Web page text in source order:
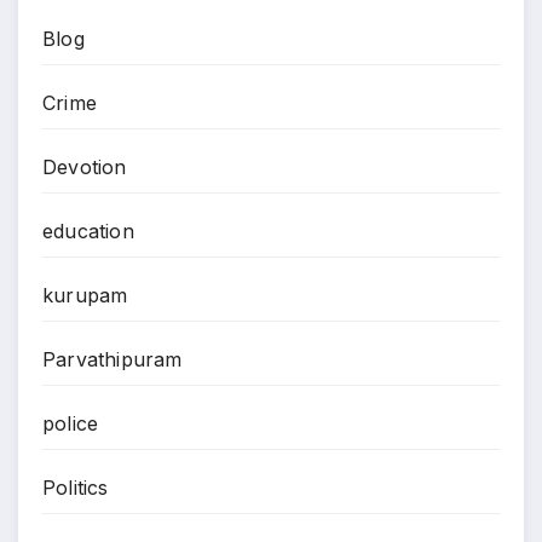
Blog
Crime
Devotion
education
kurupam
Parvathipuram
police
Politics